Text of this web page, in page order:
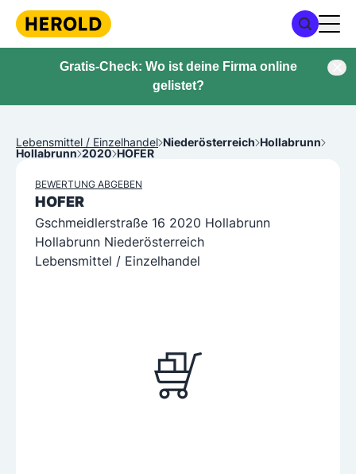
Gratis-Check: Wo ist deine Firma online
gelistet?
Lebensmittel / Einzelhandel Niederösterreich Hollabrunn
Hollabrunn 2020 HOFER
BEWERTUNG ABGEBEN
HOFER
Gschmeidlerstraße 16 2020 Hollabrunn
Hollabrunn Niederösterreich
Lebensmittel / Einzelhandel